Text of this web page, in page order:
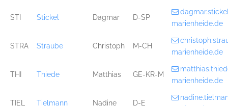
STI Stickel Dagmar D-SP
marienheide.de
STRA Straube Christoph M-CH
marienheide.de
THI Thiede Matthias GE-KR-M
marienheide.de
TIEL Tielmann Nadine D-E